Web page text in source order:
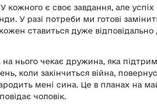
є своє завдання, але успіх
У разі потреби ми готові
ставиться дуже відповідально
нього чекає дружина, яка
коли закінчиться війна,
мені сина. Це в планах на
чоловік.